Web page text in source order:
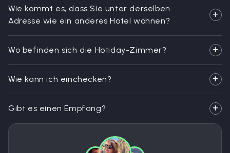
Wie kommt es, dass Sie unter derselben
Adresse wie ein anderes Hotel wohnen?
Wo befinden sich die Hotiday-Zimmer?
Wie kann ich einchecken?
Gibt es einen Empfang?